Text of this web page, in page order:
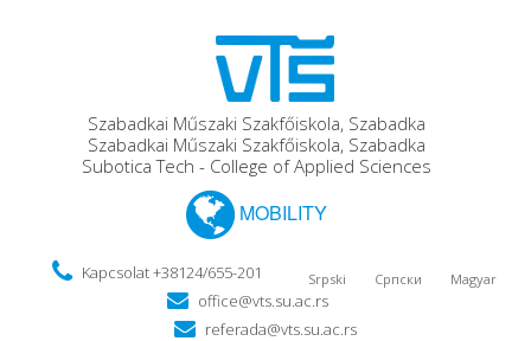
Szabadkai Műszaki Szakfőiskola, Szabadka
Szabadkai Műszaki Szakfőiskola, Szabadka
Subotica Tech - College of Applied Sciences
MOBILITY
Srpski Српски Magyar
Kapcsolat +38124/655-201
office@vts.su.ac.rs
referada@vts.su.ac.rs